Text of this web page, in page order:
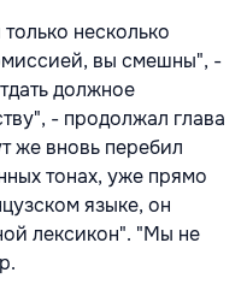
несколько
вы смешны", -
должное
- продолжал глава
же вновь перебил
тонах, уже прямо
языке, он
лексикон". "Мы не